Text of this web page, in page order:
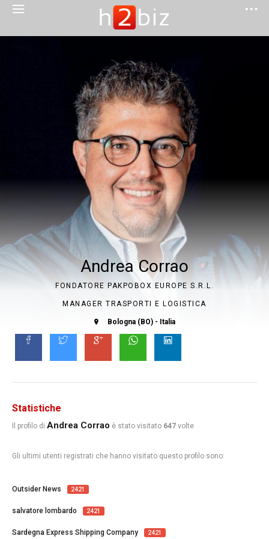
Andrea Corrao
FONDATORE PAKPOBOX EUROPE S.R.L.
MANAGER TRASPORTI E LOGISTICA
Bologna (BO) - Italia
Statistiche
Il profilo di Andrea Corrao è stato visitato 647 volte
Gli ultimi utenti registrati che hanno visitato questo profilo sono:
Outsider News 2421
salvatore lombardo 2421
Sardegna Express Shipping Company 2421